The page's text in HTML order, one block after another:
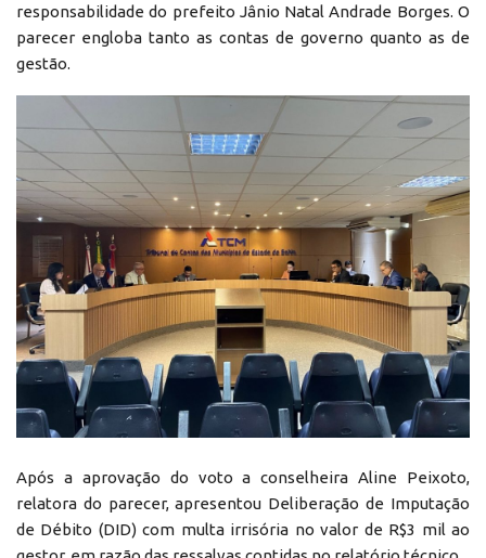
responsabilidade do prefeito Jânio Natal Andrade Borges. O
parecer engloba tanto as contas de governo quanto as de
gestão.
Após a aprovação do voto a conselheira Aline Peixoto,
relatora do parecer, apresentou Deliberação de Imputação
de Débito (DID) com multa irrisória no valor de R$3 mil ao